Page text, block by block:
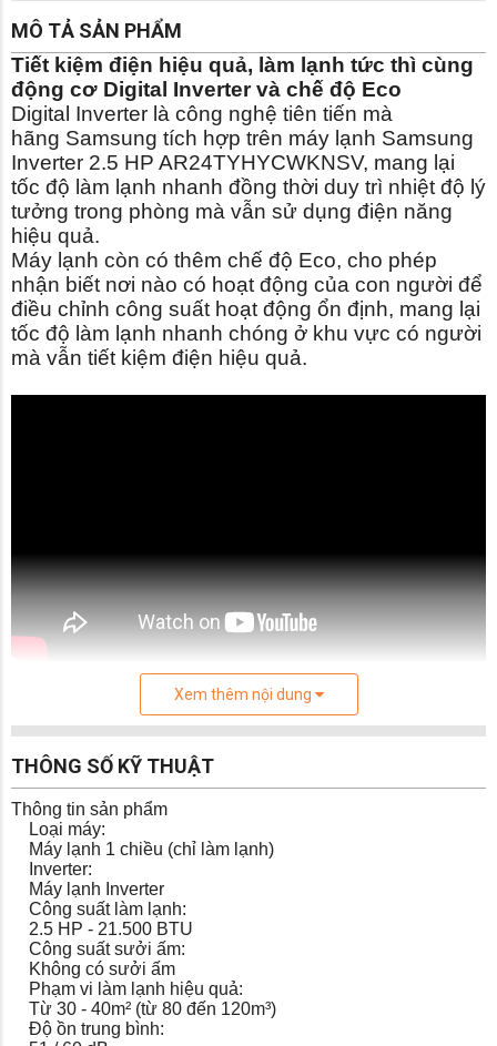
MÔ TẢ SẢN PHẨM
Tiết kiệm điện hiệu quả, làm lạnh tức thì cùng
động cơ Digital Inverter và chế độ Eco
Digital Inverter là công nghệ tiên tiến mà
hãng Samsung tích hợp trên máy lạnh Samsung
Inverter 2.5 HP AR24TYHYCWKNSV, mang lại
tốc độ làm lạnh nhanh đồng thời duy trì nhiệt độ lý
tưởng trong phòng mà vẫn sử dụng điện năng
hiệu quả.
Máy lạnh còn có thêm chế độ Eco, cho phép
nhận biết nơi nào có hoạt động của con người để
điều chỉnh công suất hoạt động ổn định, mang lại
tốc độ làm lạnh nhanh chóng ở khu vực có người
mà vẫn tiết kiệm điện hiệu quả.
Không gian thoáng đãng, khô ráo trong
những ngày ẩm ướt nhờ chế độ hút ẩm
bảo vệ tối ưu khi có khả năng hút bớt hơi ẩm từ
trong không khí, mang lại không gian thoáng
đãng, khô ráo cho căn phòng, thích hợp cho
những đối tượng có sức khỏe nhạy cảm như trẻ
nhỏ và người lớn tuổi trong những ngày trời ẩm
ướt.
Xem thêm nội dung
THÔNG SỐ KỸ THUẬT
Thông tin sản phẩm
Loại máy:
Máy lạnh 1 chiều (chỉ làm lạnh)
Inverter:
Máy lạnh Inverter
Công suất làm lạnh:
2.5 HP - 21.500 BTU
Công suất sưởi ấm:
Không có sưởi ấm
Phạm vi làm lạnh hiệu quả:
Từ 30 - 40m² (từ 80 đến 120m³)
Độ ồn trung bình: